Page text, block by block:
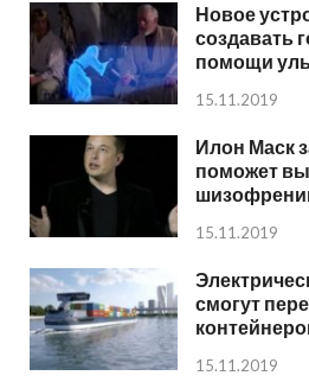
Новое
создавать
помощи
15.11.2019
Илон Маск
поможет
15.11.2019
смогут
15.11.2019